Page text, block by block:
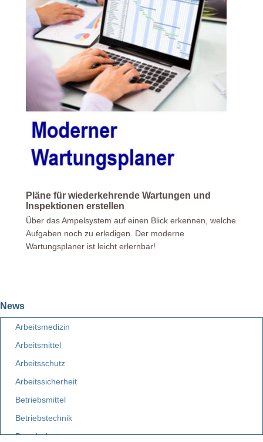
Pläne für wiederkehrende Wartungen und
Inspektionen erstellen
Über das Ampelsystem auf einen Blick erkennen, welche
Aufgaben noch zu erledigen. Der moderne
Wartungsplaner ist leicht erlernbar!
News
Arbeitsmedizin
Arbeitsmittel
Arbeitsschutz
Arbeitssicherheit
Betriebsmittel
Betriebstechnik
Brandschutz